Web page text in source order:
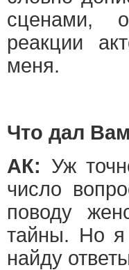
сценами,
реакции
меня.
Что дал
АК: Уж
число
поводу
тайны. Но я
найду